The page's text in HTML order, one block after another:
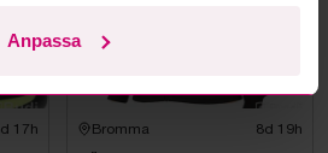
Anpassa
17h Bromma 8d 19h